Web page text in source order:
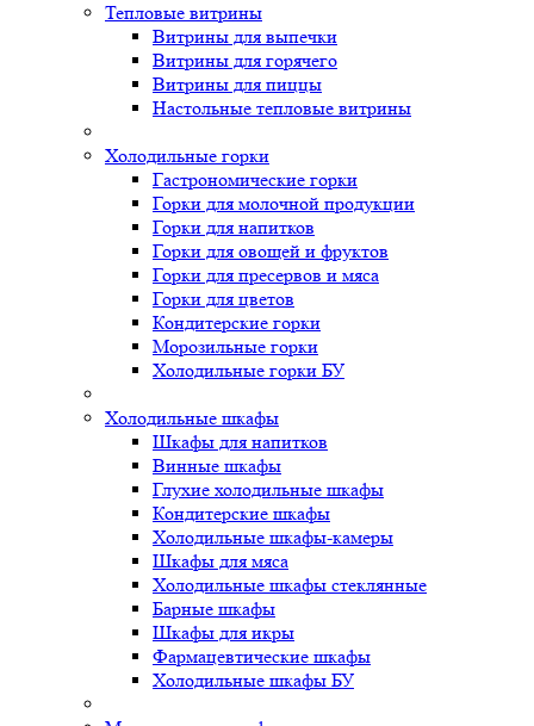
Тепловые витрины
Витрины для выпечки
Витрины для горячего
Витрины для пиццы
Настольные тепловые витрины
Холодильные горки
Гастрономические горки
Горки для молочной продукции
Горки для напитков
Горки для овощей и фруктов
Горки для пресервов и мяса
Горки для цветов
Кондитерские горки
Морозильные горки
Холодильные горки БУ
Холодильные шкафы
Шкафы для напитков
Винные шкафы
Глухие холодильные шкафы
Кондитерские шкафы
Холодильные шкафы-камеры
Шкафы для мяса
Холодильные шкафы стеклянные
Барные шкафы
Шкафы для икры
Фармацевтические шкафы
Холодильные шкафы БУ